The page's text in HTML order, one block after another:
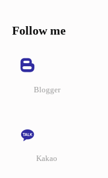
Follow me
Blogger
Kakao